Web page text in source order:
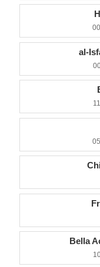
al-
Bella